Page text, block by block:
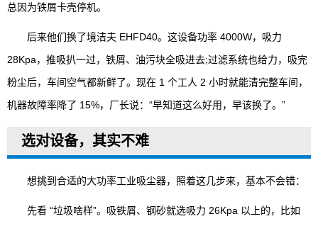
总因为铁屑卡壳停机。
后来他们换了境洁夫 EHFD40。这设备功率 4000W，吸力
28Kpa，推吸扒一过，铁屑、油污块全吸进去;过滤系统也给力，吸完
粉尘后，车间空气都新鲜了。现在 1 个工人 2 小时就能清完整车间，
机器故障率降了 15%，厂长说：“早知道这么好用，早该换了。”
选对设备，其实不难
想挑到合适的大功率工业吸尘器，照着这几步来，基本不会错：
先看 “垃圾啥样”。吸铁屑、钢砂就选吸力 26Kpa 以上的，比如